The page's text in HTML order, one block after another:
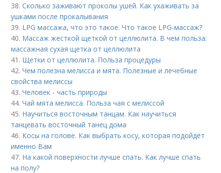
38.Сколько заживают проколы ушей. Как ухаживать за
ушками после прокалывания
39. LPG массажа, что это такое. Что такое LPG-массаж?
40. Массаж жесткой щеткой от целлюлита. В чем польза:
массажная сухая щетка от целлюлита
41. Щетки от целлюлита. Польза процедуры
42.Чем полезна мелисса и мята. Полезные и лечебные
свойства мелиссы
43.Человек - часть природы
44.Чай мята мелисса. Польза чая с мелиссой
45. Научиться восточным танцам. Как научиться
танцевать восточный танец дома
46. Косы на голове. Как выбрать косу, которая подойдёт
именно Вам
47. На какой поверхности лучше спать. Как лучше спать
на полу?